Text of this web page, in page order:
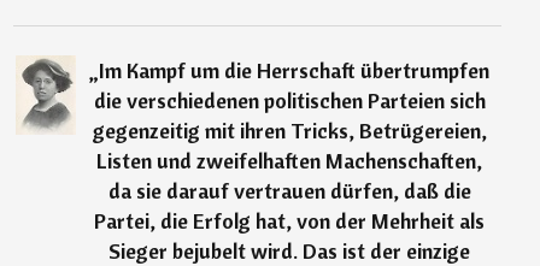
„Im Kampf um die Herrschaft übertrumpfen
die verschiedenen politischen Parteien sich
gegenzeitig mit ihren Tricks, Betrügereien,
Listen und zweifelhaften Machenschaften,
da sie darauf vertrauen dürfen, daß die
Partei, die Erfolg hat, von der Mehrheit als
Sieger bejubelt wird. Das ist der einzige